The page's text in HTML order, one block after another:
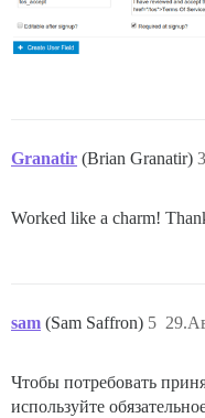
Granatir (Brian Granatir) 3
Worked like a charm!
sam (Sam Saffron) 5
Чтобы потребовать
используйте